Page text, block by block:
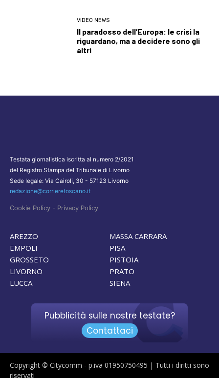
VIDEO NEWS
Il paradosso dell’Europa: le crisi la
riguardano, ma a decidere sono gli
altri
Testata giornalistica iscritta al numero 2/2021
del Registro Stampa del Tribunale di Livorno
Sede legale: Via Cairoli, 30 - 57123 Livorno
redazione@corrieretoscano.it
Cookie Policy - Privacy Policy
AREZZO
EMPOLI
GROSSETO
LIVORNO
LUCCA
MASSA CARRARA
PISA
PISTOIA
PRATO
SIENA
Pubblicità sulle nostre testate?
Contattaci
Copyright © Citycomm - p.iva 01950750495 | Tutti i diritti sono
riservati